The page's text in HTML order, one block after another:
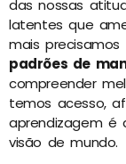
das nossas
latentes que
mais
padrões de
compreender
temos acesso,
aprendizagem
visão de mundo.